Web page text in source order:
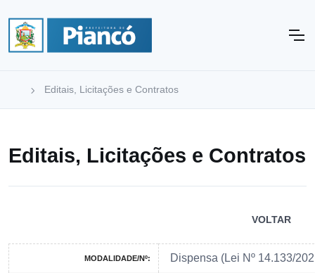
Editais, Licitações e Contratos
Editais, Licitações e Contratos
VOLTAR
MODALIDADE/Nº: Dispensa (Lei Nº 14.133/